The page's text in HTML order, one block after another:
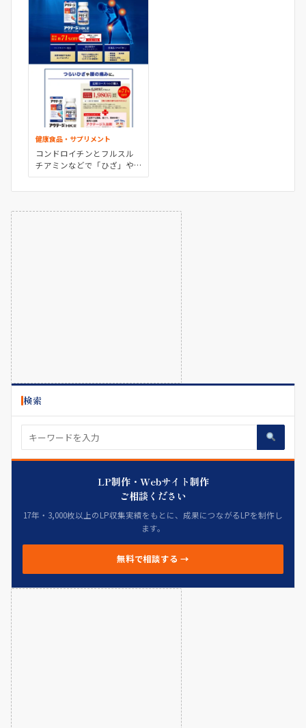
健康食品・サプリメント
コンドロイチンとフルスル
チアミンなどで「ひざ」や
「腰」「肩」「股関節」の
外品の通販はアリナミン製
検索
LP制作・Webサイト制作
ご相談ください
17年・3,000枚以上のLP収集実績をもとに、成果につながるLPを制作し
ます。
無料で相談する →